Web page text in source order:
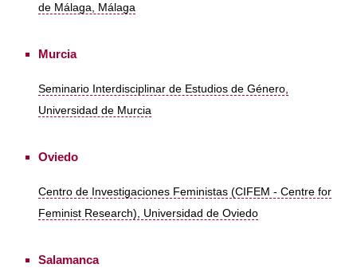
de Málaga, Málaga
Murcia
Seminario Interdisciplinar de Estudios de Género,
Universidad de Murcia
Oviedo
Centro de Investigaciones Feministas (CIFEM - Centre for
Feminist Research), Universidad de Oviedo
Salamanca